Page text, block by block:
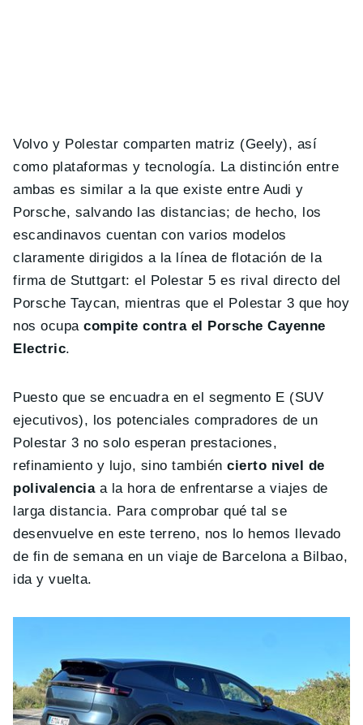
Volvo y Polestar comparten matriz (Geely), así
como plataformas y tecnología. La distinción entre
ambas es similar a la que existe entre Audi y
Porsche, salvando las distancias; de hecho, los
escandinavos cuentan con varios modelos
claramente dirigidos a la línea de flotación de la
firma de Stuttgart: el Polestar 5 es rival directo del
Porsche Taycan, mientras que el Polestar 3 que hoy
nos ocupacompite contra el Porsche Cayenne
Electric.
Puesto que se encuadra en el segmento E (SUV
ejecutivos), los potenciales compradores de un
Polestar 3 no solo esperan prestaciones,
refinamiento y lujo, sino tambiéncierto nivel de
polivalencia a la hora de enfrentarse a viajes de
larga distancia. Para comprobar qué tal se
desenvuelve en este terreno, nos lo hemos llevado
de fin de semana en un viaje de Barcelona a Bilbao,
ida y vuelta.